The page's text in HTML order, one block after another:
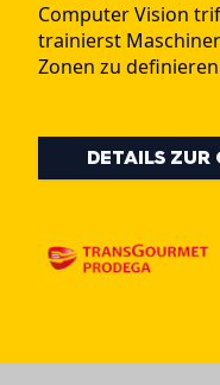
Computer Vision
trainierst
Zonen zu
DETAILS ZUR